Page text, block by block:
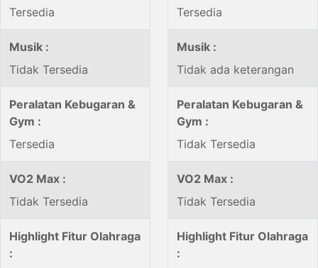
Tersedia
Tersedia
Musik :
Tidak Tersedia
Musik :
Tidak ada keterangan
Peralatan Kebugaran &
Gym :
Tersedia
Peralatan Kebugaran &
Gym :
Tidak Tersedia
VO2 Max :
Tidak Tersedia
VO2 Max :
Tidak Tersedia
Highlight Fitur Olahraga
:
Highlight Fitur Olahraga
: